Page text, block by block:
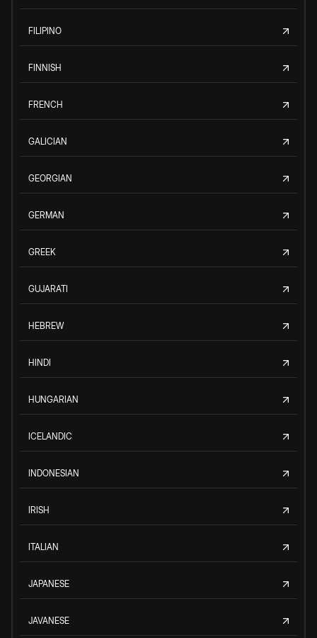
FILIPINO
FINNISH
FRENCH
GALICIAN
GEORGIAN
GERMAN
GREEK
GUJARATI
HEBREW
HINDI
HUNGARIAN
ICELANDIC
INDONESIAN
IRISH
ITALIAN
JAPANESE
JAVANESE